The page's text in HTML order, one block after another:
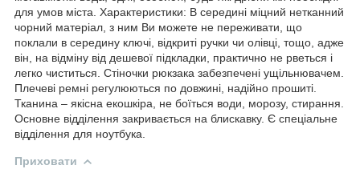
для умов міста. Характеристики: В середині міцний нетканний
чорний матеріал, з ним Ви можете не переживати, що
поклали в середину ключі, відкриті ручки чи олівці, тощо, адже
він, на відміну від дешевої підкладки, практично не рветься і
легко чиститься. Стіночки рюкзака забезпечені ущільнювачем.
Плечеві ремні регулюються по довжині, надійно прошиті.
Тканина – якісна екошкіра, не боїться води, морозу, стирання.
Основне відділення закривається на блискавку. Є спеціальне
відділення для ноутбука.
Приховати